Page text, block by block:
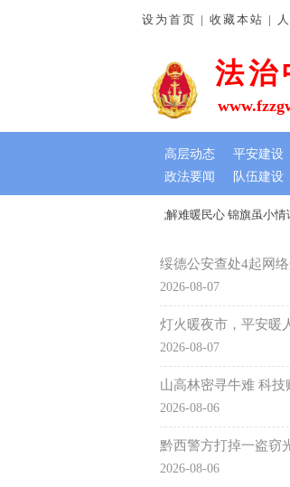
河南通许法院：排忧解难暖民心 锦旗虽小情
法治
政法要闻 队伍建设
设为首页 | 收藏本站 |
高层动态 平安建设
绥德公安查处4起网
2026-08-07
灯火暖夜市，平安
2026-08-07
山高林密寻牛难 科
2026-08-06
黔西警方打掉一盗窃
2026-08-06